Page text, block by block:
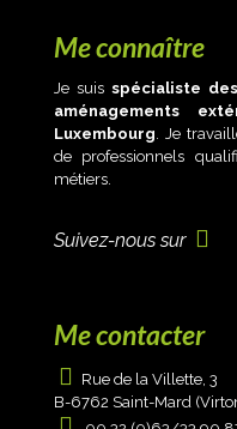
Me connaître
Je suisspécialiste
aménagements
Luxembourg. Je
de professionnels
métiers.
Suivez-nous sur
Me contacter
Rue de la Villette, 3
B-6762 Saint-Mard